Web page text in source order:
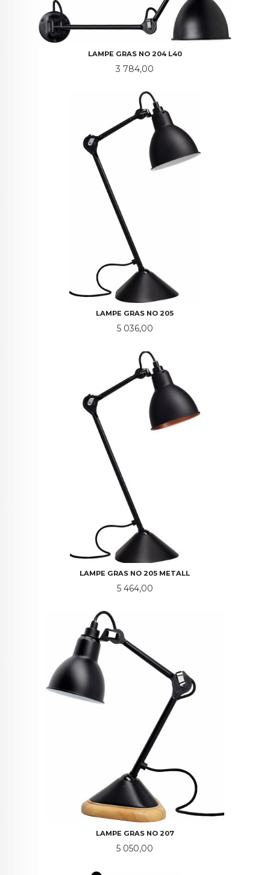
LAMPE GRAS NO 204 L40
Pris
3 784,00
LAMPE GRAS NO 205
Pris
5 036,00
LAMPE GRAS NO 205 METALL
Pris
5 464,00
LAMPE GRAS NO 207
Pris
5 050,00